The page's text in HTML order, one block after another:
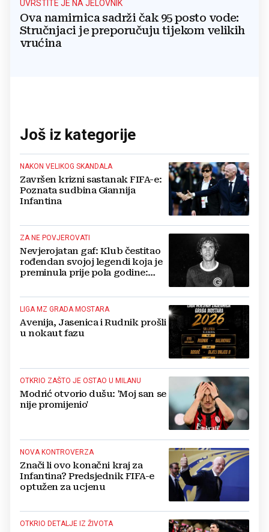
UVRSTITE JE NA JELOVNIK
Ova namirnica sadrži čak 95 posto vode:
Stručnjaci je preporučuju tijekom velikih
vrućina
Još iz kategorije
NAKON VELIKOG SKANDALA
Završen krizni sastanak FIFA-e:
Poznata sudbina Giannija
Infantina
ZA NE POVJEROVATI
Nevjerojatan gaf: Klub čestitao
rođendan svojoj legendi koja je
preminula prije pola godine:
LIGA MZ GRADA MOSTARA
Avenija, Jasenica i Rudnik prošli
u nokaut fazu
OTKRIO ZAŠTO JE OSTAO U MILANU
Modrić otvorio dušu: 'Moj san se
nije promijenio'
NOVA KONTROVERZA
Znači li ovo konačni kraj za
Infantina? Predsjednik FIFA-e
optužen za ucjenu
OTKRIO DETALJE IZ ŽIVOTA